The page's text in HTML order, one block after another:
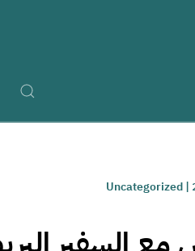
|
Uncategorized